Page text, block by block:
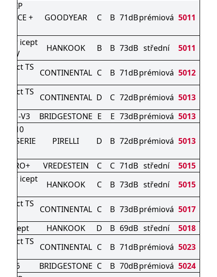
+
GOODYEAR C B 71dBprémiová 5011
icept
SUV
HANKOOK B B 73dB střední
5011
TS
CONTINENTAL C B 71dBprémiová 5012
TS
CONTINENTAL D C 72dBprémiová 5013
DM-V3
BRIDGESTONE E E 73dBprémiová 5013
210
SERIE
PIRELLI D B 72dBprémiová 5013
PRO+ VREDESTEIN C C 71dB střední
5015
icept
HANKOOK C B 73dB střední
5015
TS
CONTINENTAL C B 73dBprémiová 5017
icept
HANKOOK D B 69dB střední
5018
TS
CONTINENTAL C B 71dBprémiová 5023
6
BRIDGESTONE C B 70dBprémiová 5024